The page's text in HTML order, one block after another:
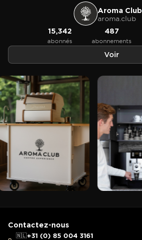
Aroma Club
aroma.club
15,342
abonnés
487
abonnements
Voir
Contactez-nous
🇳🇱+31 (0) 85 004 3161